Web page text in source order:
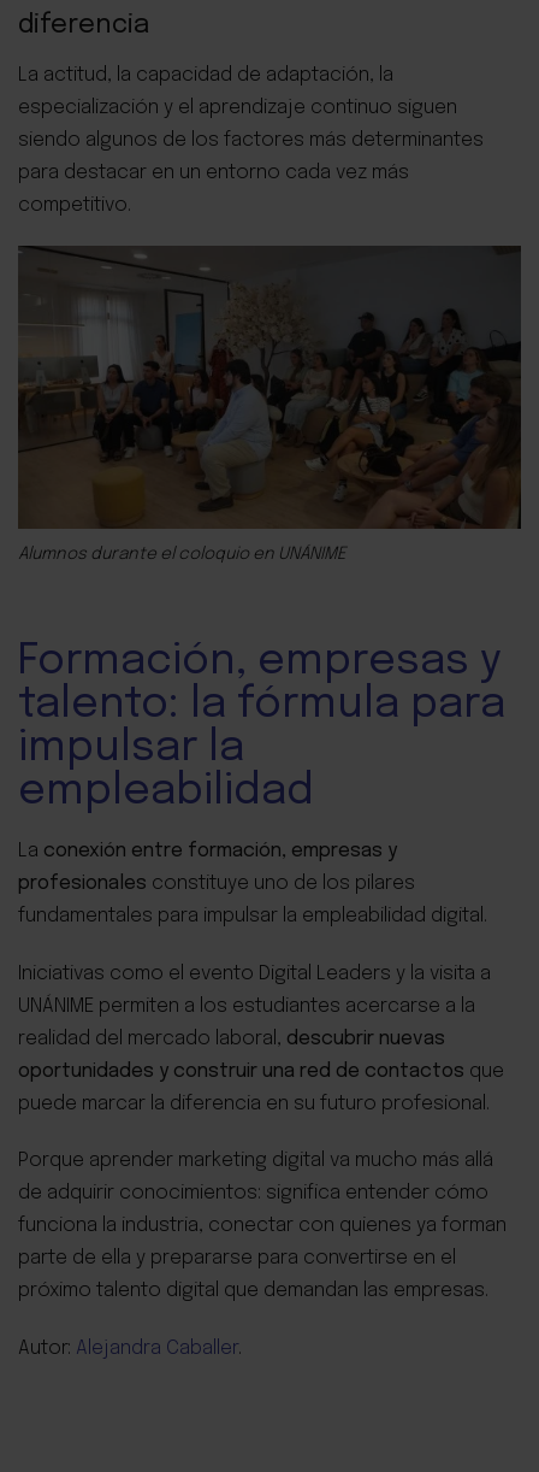
diferencia
La actitud, la capacidad de adaptación, la
especialización y el aprendizaje continuo siguen
siendo algunos de los factores más determinantes
para destacar en un entorno cada vez más
competitivo.
Alumnos durante el coloquio en UNÁNIME
Formación, empresas y
talento: la fórmula para
impulsar la
empleabilidad
La conexión entre formación, empresas y
profesionales constituye uno de los pilares
fundamentales para impulsar la empleabilidad digital.
Iniciativas como el evento Digital Leaders y la visita a
UNÁNIME permiten a los estudiantes acercarse a la
realidad del mercado laboral, descubrir nuevas
oportunidades y construir una red de contactos que
puede marcar la diferencia en su futuro profesional.
Porque aprender marketing digital va mucho más allá
de adquirir conocimientos: significa entender cómo
funciona la industria, conectar con quienes ya forman
parte de ella y prepararse para convertirse en el
próximo talento digital que demandan las empresas.
Autor: Alejandra Caballer.